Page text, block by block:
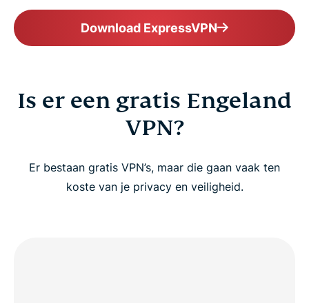
Download ExpressVPN
Is er een gratis Engeland
VPN?
Er bestaan gratis VPN’s, maar die gaan vaak ten
koste van je privacy en veiligheid.